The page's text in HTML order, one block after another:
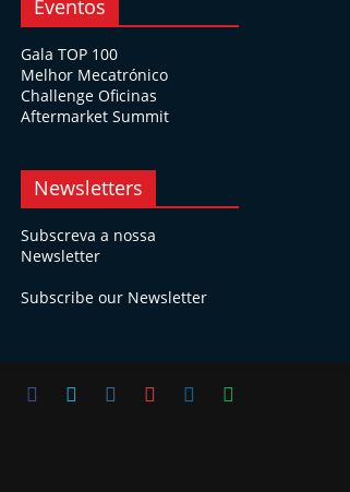
Eventos
Gala TOP 100
Melhor Mecatrónico
Challenge Oficinas
Aftermarket Summit
Newsletters
Subscreva a nossa
Newsletter
Subscribe our Newsletter